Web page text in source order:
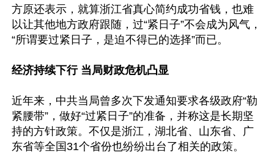
方原还表示，就算浙江省真心简约成功省钱，也难
以让其他地方政府跟随，过“紧日子”不会成为风气，
“所谓要过紧日子，是迫不得已的选择”而已。
经济持续下行 当局财政危机凸显
近年来，中共当局曾多次下发通知要求各级政府“勒
紧腰带”，做好“过紧日子”的准备，并称这是长期坚
持的方针政策。不仅是浙江，湖北省、山东省、广
东省等全国31个省份也纷纷出台了相关的政策。